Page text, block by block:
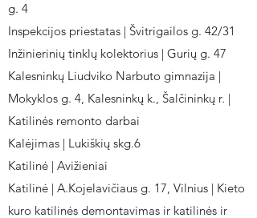
g. 4
Inspekcijos priestatas | Švitrigailos g. 42/31
Inžinierinių tinklų kolektorius | Gurių g. 47
Kalesninkų Liudviko Narbuto gimnazija |
Mokyklos g. 4, Kalesninkų k., Šalčininkų r. |
Katilinės remonto darbai
Kalėjimas | Lukiškių skg.6
Katilinė | Avižieniai
Katilinė | A.Kojelavičiaus g. 17, Vilnius | Kieto
kuro katilinės demontavimas ir katilinės ir